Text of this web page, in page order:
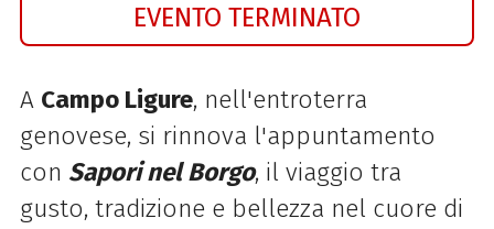
EVENTO TERMINATO
A Campo Ligure, nell'entroterra
genovese, si rinnova l'appuntamento
con Sapori nel Borgo, il viaggio tra
gusto, tradizione e bellezza nel cuore di